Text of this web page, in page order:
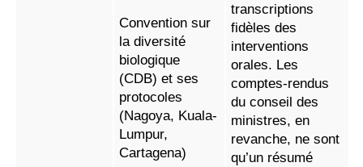
Convention sur
la diversité
biologique
(CDB) et ses
protocoles
(Nagoya, Kuala-
Lumpur,
Cartagena)
transcriptions
fidèles des
interventions
orales. Les
comptes-rendus
du conseil des
ministres, en
revanche, ne sont
qu’un résumé